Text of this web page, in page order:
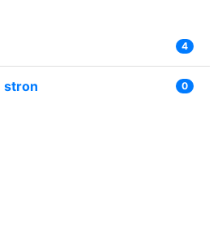
4
stron 0